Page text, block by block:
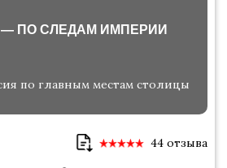
ПО СЛЕДАМ ИМПЕРИИ
по главным местам столицы
44 отзыва